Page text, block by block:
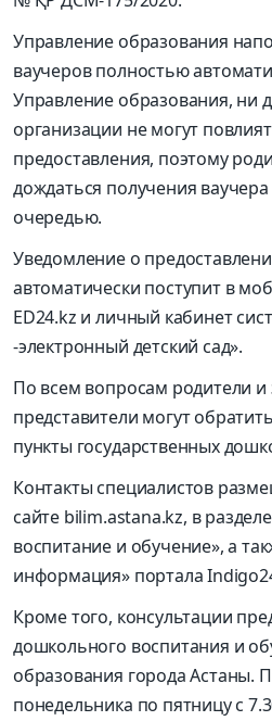
Управление образования
ваучеров полностью
Управление образования, ни
организации не могут
предоставления, поэтому
дождаться получения ваучера
очередью.
Уведомление о
автоматически поступит в
ED24.kz и личный кабинет
-электронный детский сад».
По всем вопросам родители и
представители могут
пункты государственных
Контакты специалистов
сайте bilim.astana.kz, в
воспитание и обучение», а
информация» портала
Кроме того, консультации
дошкольного воспитания и
образования города Астаны.
понедельника по пятницу с